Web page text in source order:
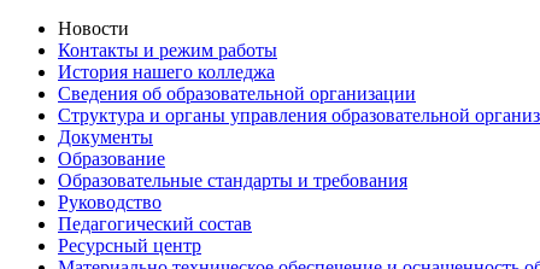
Новости
Контакты и режим работы
История нашего колледжа
Сведения об образовательной организации
Структура и органы управления образовательной
Документы
Образование
Образовательные стандарты и требования
Руководство
Педагогический состав
Ресурсный центр